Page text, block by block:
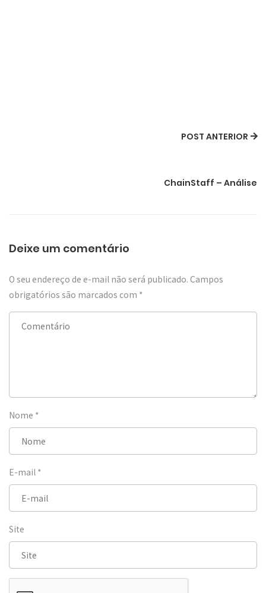
POST ANTERIOR
ChainStaff – Análise
Deixe um comentário
O seu endereço de e-mail não será publicado. Campos
obrigatórios são marcados com *
Nome *
E-mail *
Site